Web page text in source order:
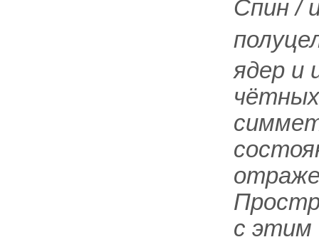
Спин /
ядер и
с этим